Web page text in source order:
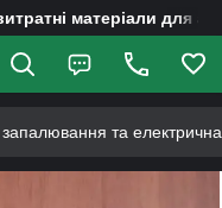
матеріали для
та